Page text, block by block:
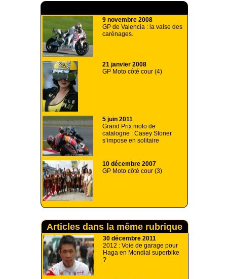
9 novembre 2008
GP de Valencia : la valse des
carénages.
21 janvier 2008
GP Moto côté cour (4)
5 juin 2011
Grand Prix moto de
catalogne : Casey Stoner
s’impose en solitaire
10 décembre 2007
GP Moto côté cour (3)
Articles dans la même rubrique
30 décembre 2011
2012 : Voie de garage pour
Haga en Mondial superbike
?